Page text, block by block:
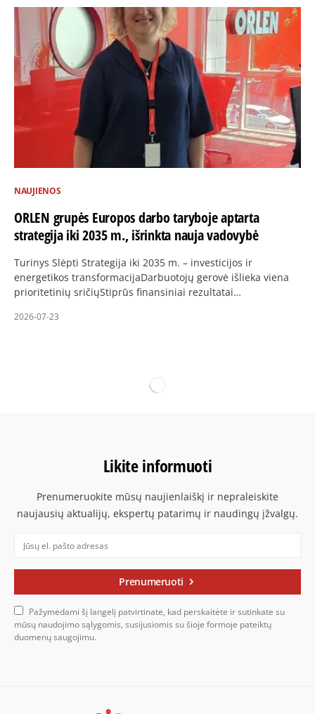
NAUJIENOS
ORLEN grupės Europos darbo taryboje aptarta
strategija iki 2035 m., išrinkta nauja vadovybė
Turinys Slėpti Strategija iki 2035 m. – investicijos ir
energetikos transformacijaDarbuotojų gerovė išlieka viena
prioritetinių sričiųStiprūs finansiniai rezultatai…
2026-07-23
Likite informuoti
Prenumeruokite mūsų naujienlaiškį ir nepraleiskite
naujausių aktualijų, ekspertų patarimų ir naudingų įžvalgų.
Prenumeruoti
Pažymėdami šį langelį patvirtinate, kad perskaitėte ir sutinkate su
mūsų naudojimo sąlygomis, susijusiomis su šioje formoje pateiktų
duomenų saugojimu.